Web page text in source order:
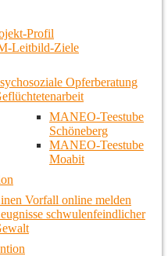
Profil
Leitbild-Ziele
Opferberatung
MANEO-Teestube
Schöneberg
MANEO-Teestube
Moabit
Vorfall online melden
schwulenfeindlicher